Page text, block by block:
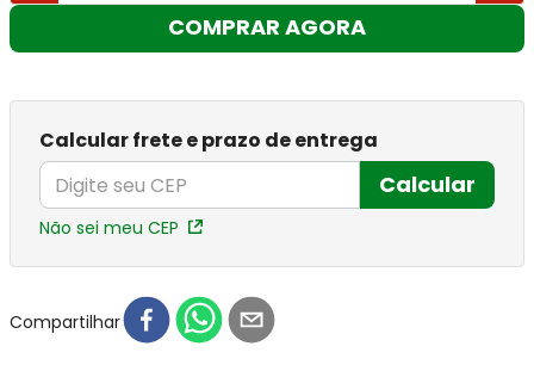
COMPRAR AGORA
Calcular frete e prazo de entrega
Calcular
Não sei meu CEP
Compartilhar